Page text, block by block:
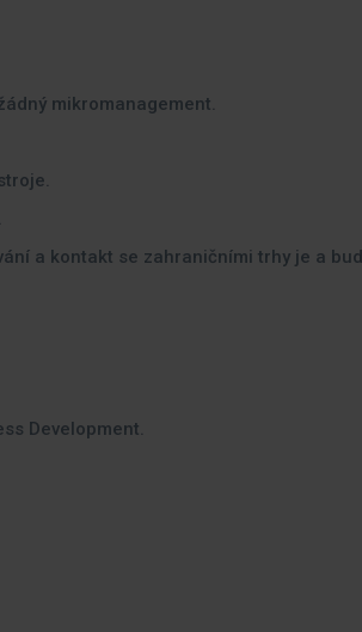
mikromanagement.
a kontakt se zahraničními trhy je a
Development.